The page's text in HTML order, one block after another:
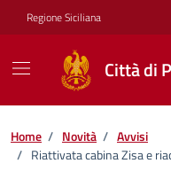
Vai ai contenuti
Vai al footer
Regione Siciliana
Città di
Home / Novità / Avvisi
/ Riattivata cabina Zisa e